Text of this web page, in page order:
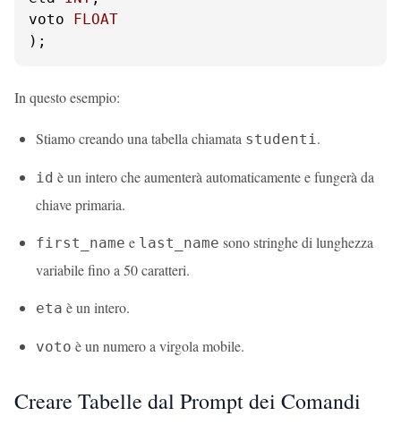
voto FLOAT
);
In questo esempio:
Stiamo creando una tabella chiamata studenti.
id è un intero che aumenterà automaticamente e fungerà da
chiave primaria.
first_name e last_name sono stringhe di lunghezza
variabile fino a 50 caratteri.
eta è un intero.
voto è un numero a virgola mobile.
Creare Tabelle dal Prompt dei Comandi